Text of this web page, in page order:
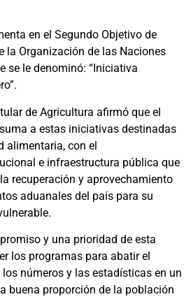
en el Segundo Objetivo de
la Organización de las Naciones
se le denominó: “Iniciativa
de Agricultura afirmó que el
a estas iniciativas destinadas
alimentaria, con el
e infraestructura pública que
recuperación y aprovechamiento
aduanales del país para su
y una prioridad de esta
los programas para abatir el
números y las estadísticas en un
buena proporción de la población